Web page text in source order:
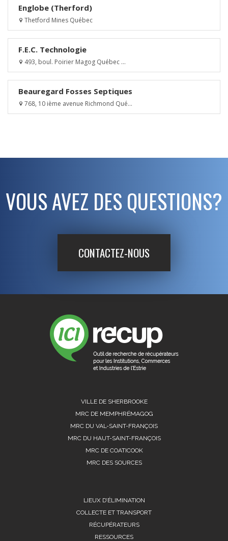
Englobe (Therford)
Thetford Mines Québec
F.E.C. Technologie
493, boul. Poirier Magog Québec ...
Beauregard Fosses Septiques
768, 10 ième avenue Richmond Qué...
VOUS AVEZ DES QUESTIONS?
CONTACTEZ-NOUS
VILLE DE SHERBROOKE
MRC DE MEMPHRÉMAGOG
MRC DU VAL-SAINT-FRANÇOIS
MRC DU HAUT-SAINT-FRANÇOIS
MRC DE COATICOOK
MRC DES SOURCES
LIEUX D’ÉLIMINATION
COLLECTE ET TRANSPORT
RÉCUPÉRATEURS
RESSOURCES